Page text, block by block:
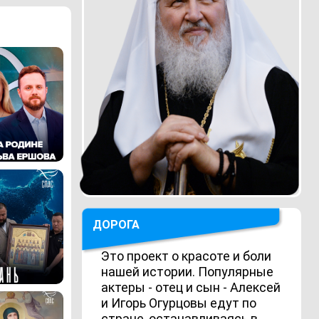
ДОРОГА
Это проект о красоте и боли
нашей истории. Популярные
актеры - отец и сын - Алексей
и Игорь Огурцовы едут по